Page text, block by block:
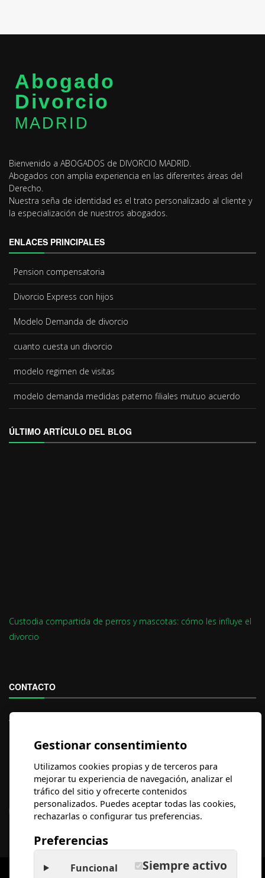
Abogado
Divorcio
MADRID
Bienvenido a ABOGADOS de DIVORCIO MADRID.
Abogados con amplia experiencia en las diferentes áreas del
Derecho.
Nuestra seña de identidad es el trato personalizado al cliente y
la especialización de nuestros abogados.
ENLACES PRINCIPALES
Pension compensatoria
Divorcio Express con hijos
Modelo Demanda de divorcio
cuanto cuesta un divorcio
modelo regimen de visitas
modelo demanda medidas paterno filiales mutuo acuerdo
ÚLTIMO ARTÍCULO DEL BLOG
Custodia compartida de perros y mascotas: cómo les influye el
divorcio
CONTACTO
Aviso Legal
Síguenos en el Blog.
Gestionar consentimiento
Utilizamos cookies propias y de terceros para
mejorar tu experiencia de navegación, analizar el
tráfico del sitio y ofrecerte contenidos
personalizados. Puedes aceptar todas las cookies,
rechazarlas o configurar tus preferencias.
Preferencias
Funcional Siempre activo